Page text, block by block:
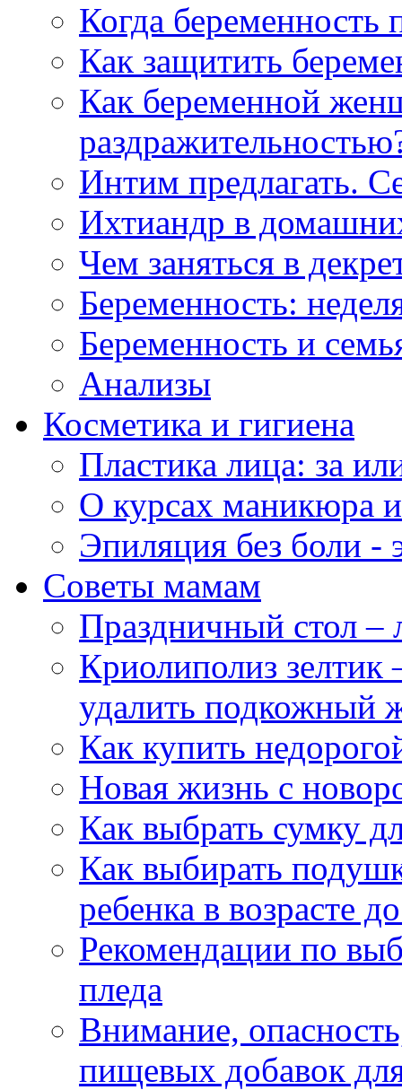
Когда беременность
Как защитить
Как беременной
Интим предлагать.
Ихтиандр в
Чем заняться в
Беременность:
Беременность и
Анализы
Косметика и гигиена
Пластика лица: за
О курсах маникюра
Эпиляция без боли -
Советы мамам
Праздничный стол –
Криолиполиз зелтик
удалить подкожный
Как купить
Новая жизнь с
Как выбрать сумку
Как выбирать
ребенка в возрасте
Рекомендации по
пледа
Внимание,
пищевых добавок